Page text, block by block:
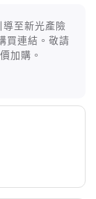
至新光產險
買連結。敬請
加購。